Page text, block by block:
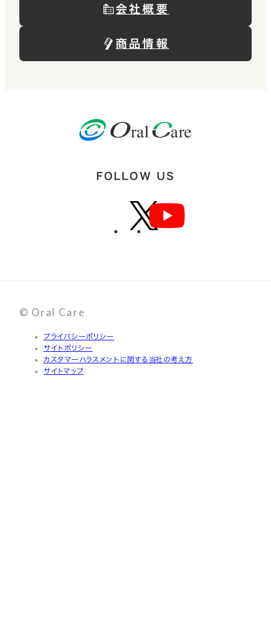
会社概要
商品情報
FOLLOW US
© Oral Care
プライバシーポリシー
サイトポリシー
カスタマーハラスメントに関する当社の考え方
サイトマップ